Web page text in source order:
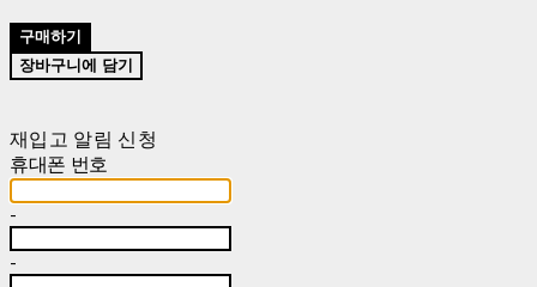
구매하기
장바구니에 담기
재입고 알림 신청
휴대폰 번호
-
-